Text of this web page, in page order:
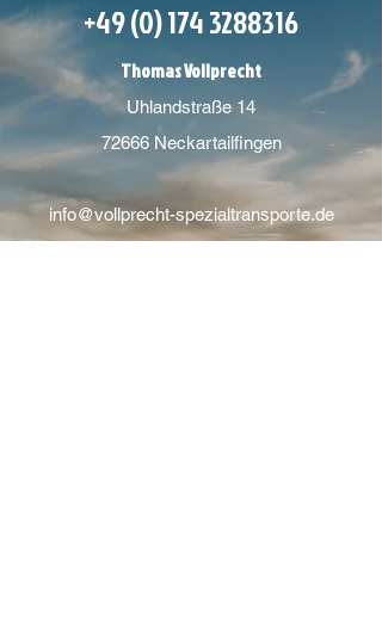
+49(0) 174 3288316
Thomas Vollprecht
Uhlandstraße 14
72666 Neckartailfingen
info@vollprecht-spezialtransporte.de